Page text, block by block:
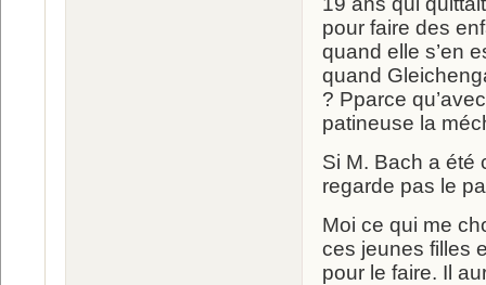
pour faire des
quand elle s’en
quand
? Pparce
patineuse la
Si M. Bach a été
regarde pas le
Moi ce qui me
ces jeunes filles
pour le faire. Il